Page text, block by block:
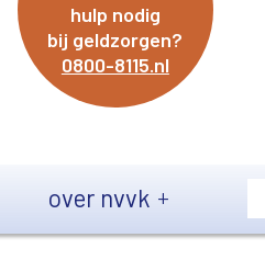
hulp nodig
bij geldzorgen?
0800-8115.nl
over nvvk